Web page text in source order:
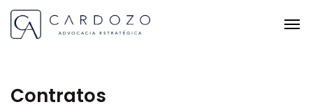
Contratos